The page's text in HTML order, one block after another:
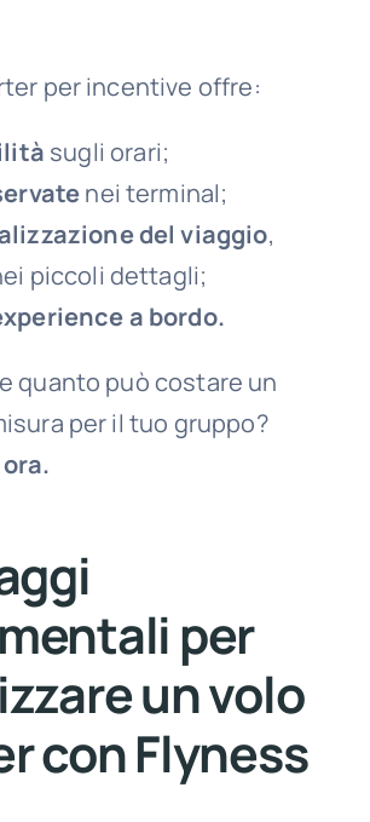
per incentive offre:
sugli orari;
nei terminal;
del viaggio,
piccoli dettagli;
a bordo.
quanto può costare un
per il tuo gruppo?
.
per
un volo
con Flyness